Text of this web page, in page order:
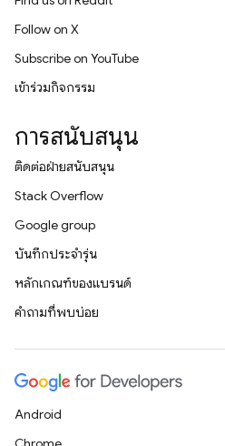
Follow on X
Subscribe on YouTube
เข้าร่วมกิจกรรม
การสนับสนุน
ติดต่อฝ่ายสนับสนุน
Stack Overflow
Google group
บันทึกประจำรุ่น
หลักเกณฑ์ของแบรนด์
คำถามที่พบบ่อย
Android